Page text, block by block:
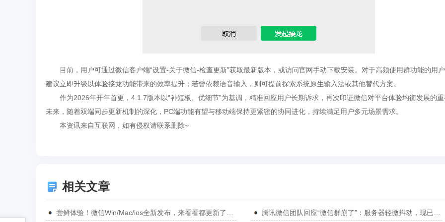
目前，用户可通过微信客户端“设置-关于微信-检查更新”获取最新版本，或访问官网手动下载安装。对于高频使用群功能的用户
建议立即升级以体验接龙功能带来的效率提升；若曾依赖语音输入，则可提前探索系统原生输入法或其他替代方案。
作为2026年开年首更，4.1.7版本以“补短板、优细节”为基调，精准回应用户长期诉求，再次印证微信对平台体验均衡发展的重
未来，随着双端同步更新机制的深化，PC端功能有望与移动端保持更紧密的协同进化，持续满足用户多元场景需求。
本资讯来自互联网，如有侵权请联系删除~
相关文章